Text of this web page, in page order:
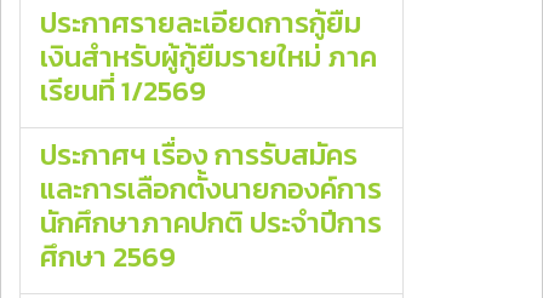
ประกาศรายละเอียดการกู้ยืม
เงินสำหรับผู้กู้ยืมรายใหม่ ภาค
เรียนที่ 1/2569
ประกาศฯ เรื่อง การรับสมัคร
และการเลือกตั้งนายกองค์การ
นักศึกษาภาคปกติ ประจำปีการ
ศึกษา 2569